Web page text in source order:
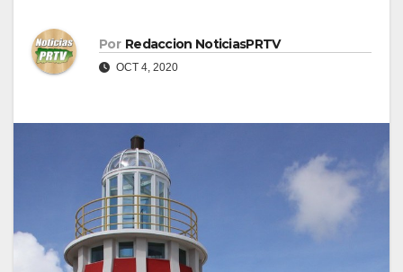
Por Redaccion NoticiasPRTV
OCT 4, 2020